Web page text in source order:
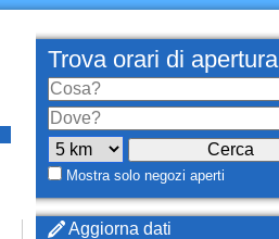
Trova orari di apertura
Mostra solo negozi aperti
Aggiorna dati